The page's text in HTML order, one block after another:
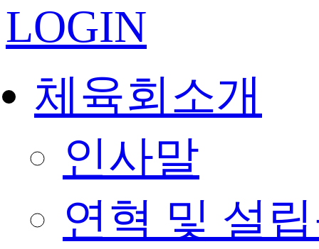
LOGIN
체육회소개
인사말
연혁 및 설